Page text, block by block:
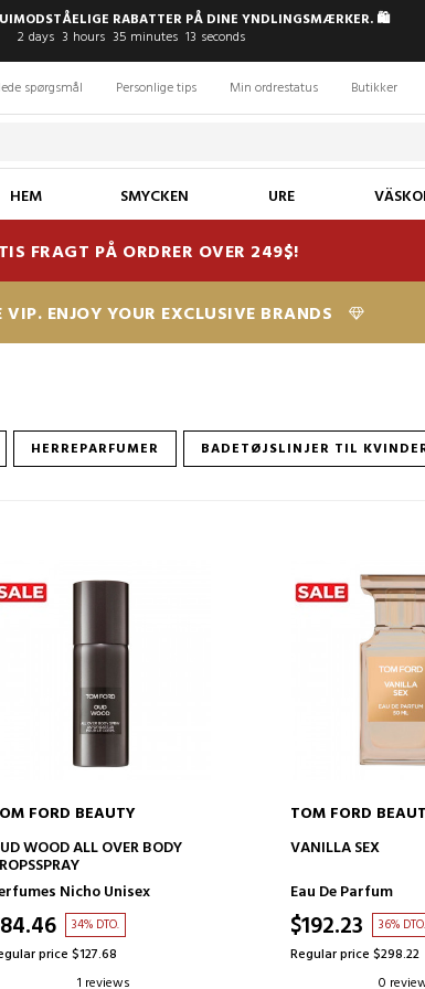
RABATTER PÅ DINE YNDLINGSMÆRKER. 🛍️
2 days 3 hours 35 minutes 12 seconds
spørgsmål Personlige tips Min ordrestatus Butikker
HEM SMYCKEN URE
FRAGT PÅ ORDRER OVER 249$!
VIP. ENJOY YOUR EXCLUSIVE BRANDS
HERREPARFUMER BADETØJSLINJER TIL
ADD TO CART
FORD BEAUTY
WOOD ALL OVER BODY
Nicho Unisex
34% DTO.
price $127.68
1 reviews
ADD TO
TOM FORD
VANILLA SEX
Eau De Parfum
$192.23 36% DTO.
Regular price $298.22
0